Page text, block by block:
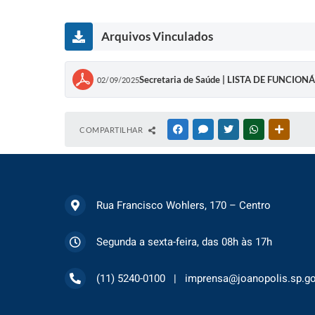
Arquivos Vinculados
02/09/2025Secretaria de Saúde | LISTA DE
COMPARTILHAR FACEBOOKMESSENGER
TWITTERWHATSAPP
Rua Francisco Wohlers, 170 – Centro
Segunda a sexta-feira, das 08h às 17h
(11) 5240-0100